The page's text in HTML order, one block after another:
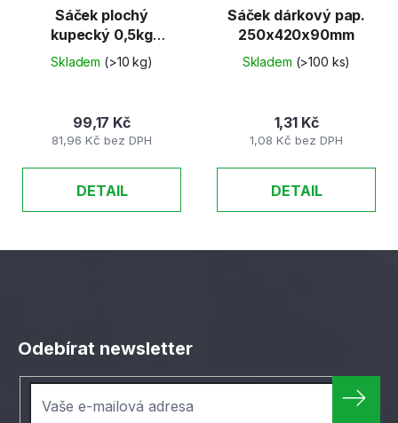
Sáček plochý
kupecký 0,5kg
140x230mm /SED/
Skladem (>10 kg)
81,96 Kč bez DPH
99,17 Kč
DETAIL
Sáček dárkový pap.
250x420x90mm
Skladem (>100 ks)
1,08 Kč bez DPH
1,31 Kč
DETAIL
Odebírat newsletter